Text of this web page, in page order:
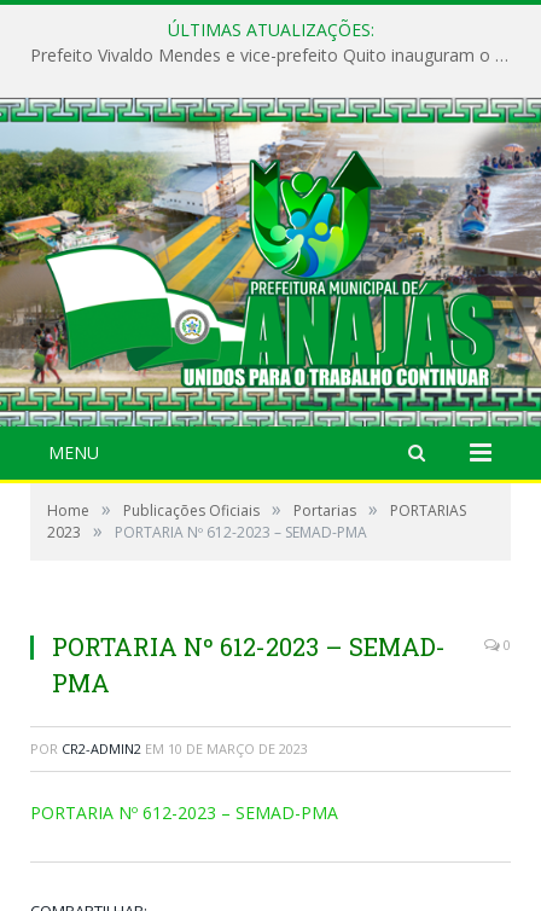
ÚLTIMAS ATUALIZAÇÕES:
Prefeito Vivaldo Mendes e vice-prefeito Quito inauguram o CAPS e fortalecem a saúde pública em Anajás.
MENU
Home » Publicações Oficiais » Portarias »
PORTARIAS
2023
» PORTARIA Nº 612-2023 – SEMAD-PMA
PORTARIA Nº 612-2023 – SEMAD-
PMA
0
POR CR2-ADMIN2 EM 10 DE MARÇO DE 2023
PORTARIA Nº 612-2023 – SEMAD-PMA